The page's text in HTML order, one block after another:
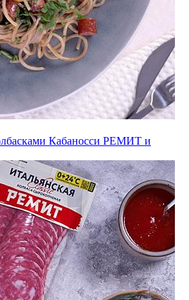
Кабаносси РЕМИТ и